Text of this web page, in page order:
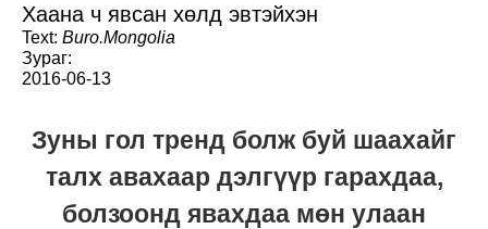
Хаана ч явсан хөлд эвтэйхэн
Text: Buro.Mongolia
Зураг:
2016-06-13
Зуны гол тренд болж буй шаахайг
талх авахаар дэлгүүр гарахдаа,
болзоонд явахдаа мөн улаан